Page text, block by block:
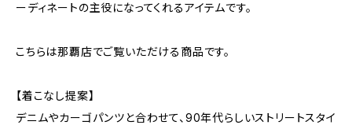
ーディネートの主役になってくれるアイテムです。
こちらは那覇店でご覧いただける商品です。
【着こなし提案】
デニムやカーゴパンツと合わせて、90年代らしいストリートスタイ